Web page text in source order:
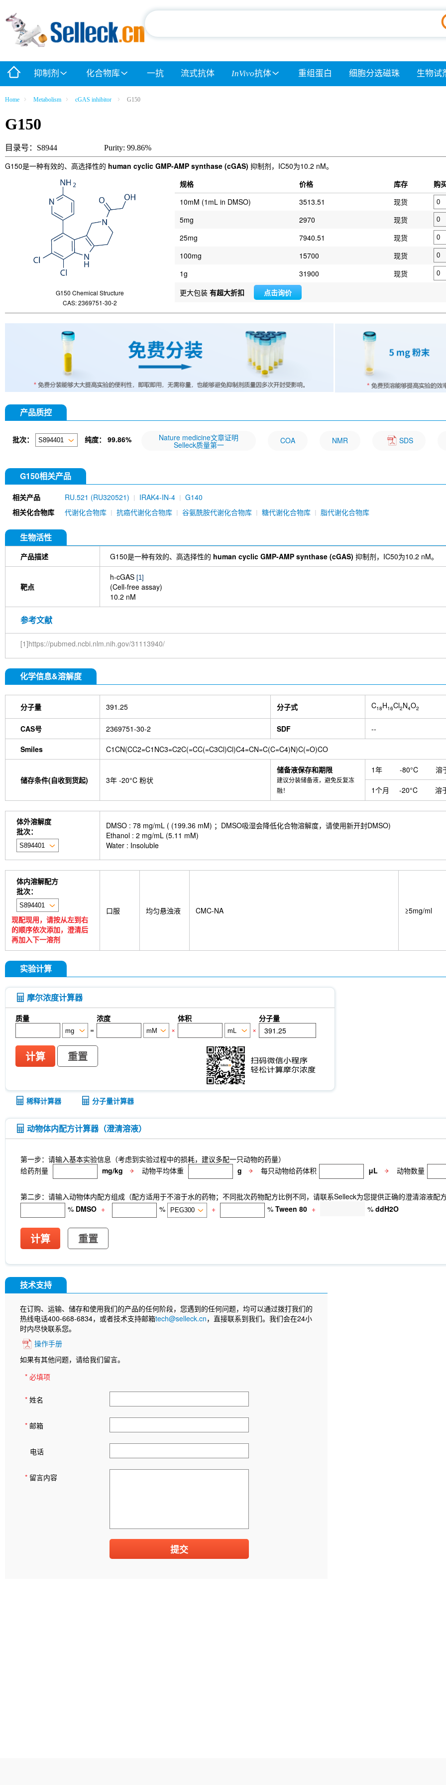
抑制剂 化合物库 一抗 流式抗体 InVivo抗体 重组蛋白 细胞分选磁珠 生物试
Home Metabolism cGAS inhibitor G150
G150
目录号：S8944 Purity: 99.86%
G150是一种有效的、高选择性的 human cyclic GMP-AMP synthase (cGAS) 抑制剂，IC50为10.2 nM。
G150 Chemical Structure
CAS: 2369751-30-2
规格 价格 库存
购
10mM (1mL in DMSO)
3513.51
现货
5mg
2970
现货
25mg
7940.51
现货
100mg
15700
现货
1g
31900
现货
更大包装 有超大折扣 点击询价
产品质控
批次： 纯度： 99.86% Nature medicine文章证明
Selleck质量第一 COA NMR SDS
G150相关产品
相关产品 RU.521 (RU320521) IRAK4-IN-4
G140
相关化合物库
代谢化合物库 抗癌代谢化合物库 谷氨酰胺代谢化合物库 糖代谢化合物库 脂代谢化合物库
生物活性
产品描述 G150是一种有效的、高选择性的 human cyclic GMP-AMP synthase (cGAS) 抑制剂，IC50为10.2 nM。
靶点
h-cGAS [1]
(Cell-free assay)
10.2 nM
参考文献
[1]https://pubmed.ncbi.nlm.nih.gov/31113940/
化学信息&溶解度
分子量 391.25 分子式 C18H16Cl2N4O2
CAS号 2369751-30-2 SDF --
Smiles C1CN(CC2=C1NC3=C2C(=CC(=C3Cl)Cl)C4=CN=C(C=C4)N)C(=O)CO
储存条件(自收到货起) 3年 -20°C 粉状
储备液保存和期限
建议分装储备液，避免反复冻
融！
1年 -80°C 溶
1个月 -20°C 溶
体外溶解度
批次：
DMSO : 78 mg/mL ( (199.36 mM) ；DMSO吸湿会降低化合物溶解度，请使用新开封DMSO)
Ethanol : 2 mg/mL (5.11 mM)
Water : Insoluble
体内溶解配方
批次：
现配现用，请按从左到右
的顺序依次添加，澄清后
再加入下一溶剂
口服 均匀悬浊液 CMC-NA ≥5mg/ml
实验计算
摩尔浓度计算器
质量 浓度 体积
分子量
=
× ×
计算 重置
稀释计算器 分子量计算器
动物体内配方计算器（澄清溶液）
第一步：请输入基本实验信息（考虑到实验过程中的损耗，建议多配一只动物的药量）
给药剂量
mg/kg 动物平均体重 g 每只动物给药体积 μL 动物数量
第二步：请输入动物体内配方组成（配方适用于不溶于水的药物；不同批次药物配方比例不同，请联系Selleck为您提供正确的澄清溶液配
% DMSO + % + % Tween 80 + % ddH2O
计算 重置
技术支持
在订购、运输、储存和使用我们的产品的任何阶段，您遇到的任何问题，均可以通过拨打我们的
热线电话400-668-6834，或者技术支持邮箱tech@selleck.cn，直接联系到我们。我们会在24小
时内尽快联系您。
操作手册
如果有其他问题，请给我们留言。
* 必填项
* 姓名
* 邮箱
电话
* 留言内容